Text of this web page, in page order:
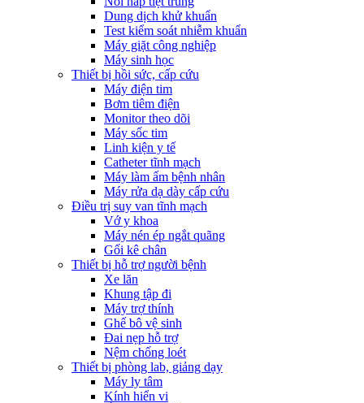
Dung dịch khử khuẩn
Test kiểm soát nhiễm khuẩn
Máy giặt công nghiệp
Máy sinh học
Thiết bị hồi sức, cấp cứu
Máy điện tim
Bơm tiêm điện
Monitor theo dõi
Máy sốc tim
Linh kiện y tế
Catheter tĩnh mạch
Máy làm ấm bệnh nhân
Máy rửa dạ dày cấp cứu
Điều trị suy van tĩnh mạch
Vớ y khoa
Máy nén ép ngắt quãng
Gối kê chân
Thiết bị hỗ trợ người bệnh
Xe lăn
Khung tập đi
Máy trợ thính
Ghế bô vệ sinh
Đai nẹp hỗ trợ
Nệm chống loét
Thiết bị phòng lab, giảng dạy
Máy ly tâm
Kính hiển vi